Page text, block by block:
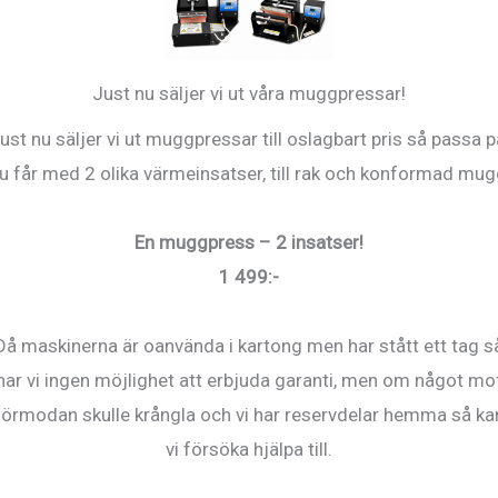
Just nu säljer vi ut våra muggpressar!
nu säljer vi ut muggpressar till oslagbart pris så passa
får med 2 olika värmeinsatser, till rak och konformad
En muggpress – 2 insatser!
1 499:-
maskinerna är oanvända i kartong men har stått ett tag
vi ingen möjlighet att erbjuda garanti, men om något
skulle krångla och vi har reservdelar hemma så
vi försöka hjälpa till.
SP8-14 Truepix 32 x
31 cm